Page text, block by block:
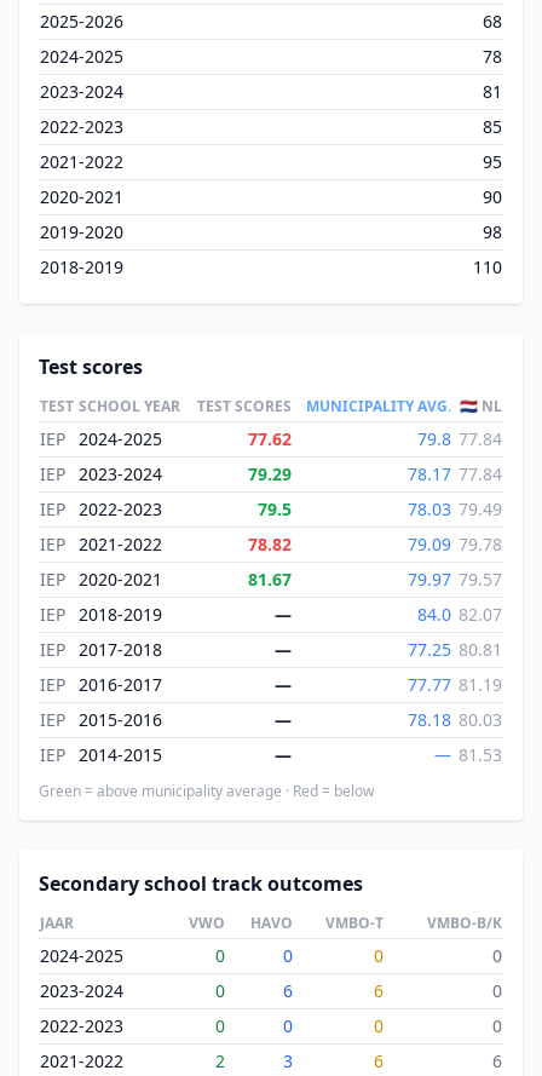
2025-2026
68
2024-2025
78
2023-2024
81
2022-2023
85
2021-2022
95
2020-2021
90
2019-2020
98
2018-2019
110
Test scores
TEST SCHOOL YEAR TEST SCORES MUNICIPALITY AVG. 🇳🇱 NL
IEP 2024-2025 77.62 79.8 77.84
IEP
2023-2024 79.29 78.17 77.84
IEP
2022-2023 79.5 78.03 79.49
IEP
2021-2022 78.82 79.09 79.78
IEP
2020-2021 81.67 79.97 79.57
IEP
2018-2019 — 84.0 82.07
IEP
2017-2018 — 77.25 80.81
IEP
2016-2017 — 77.77 81.19
IEP
2015-2016 — 78.18 80.03
IEP
2014-2015 — — 81.53
Green = above municipality average · Red = below
Secondary school track outcomes
JAAR VWO HAVO VMBO-T VMBO-B/K
2024-2025 0 0 0
0
2023-2024
0 6 6
0
2022-2023
0 0 0
0
2021-2022
2 3 6
6